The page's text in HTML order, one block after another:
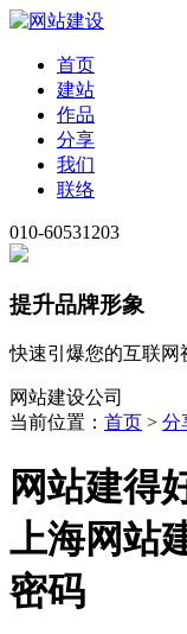
首页
建站
作品
分享
我们
联络
010-60531203
提升品牌形象
快速引爆您的互联网
网站建设公司
当前位置： 首页 > 分
网站建得
上海网站
密码